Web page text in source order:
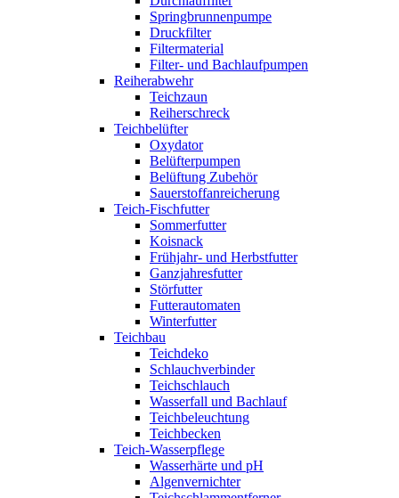
Springbrunnenpumpe
Druckfilter
Filtermaterial
Filter- und Bachlaufpumpen
Reiherabwehr
Teichzaun
Reiherschreck
Teichbelüfter
Oxydator
Belüfterpumpen
Belüftung Zubehör
Sauerstoffanreicherung
Teich-Fischfutter
Sommerfutter
Koisnack
Frühjahr- und Herbstfutter
Ganzjahresfutter
Störfutter
Futterautomaten
Winterfutter
Teichbau
Teichdeko
Schlauchverbinder
Teichschlauch
Wasserfall und Bachlauf
Teichbeleuchtung
Teichbecken
Teich-Wasserpflege
Wasserhärte und pH
Algenvernichter